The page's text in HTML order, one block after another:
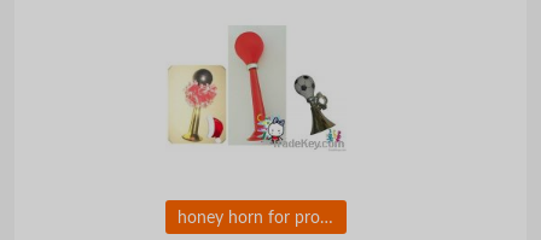
honey horn for promotion as gift